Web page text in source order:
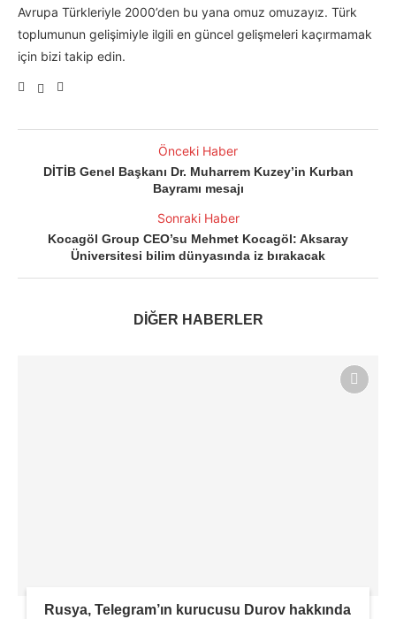
Avrupa Türkleriyle 2000’den bu yana omuz omuzayız. Türk
toplumunun gelişimiyle ilgili en güncel gelişmeleri kaçırmamak
için bizi takip edin.
Önceki Haber
DİTİB Genel Başkanı Dr. Muharrem Kuzey’in Kurban
Bayramı mesajı
Sonraki Haber
Kocagöl Group CEO’su Mehmet Kocagöl: Aksaray
Üniversitesi bilim dünyasında iz bırakacak
DİĞER HABERLER
Rusya, Telegram’ın kurucusu Durov hakkında